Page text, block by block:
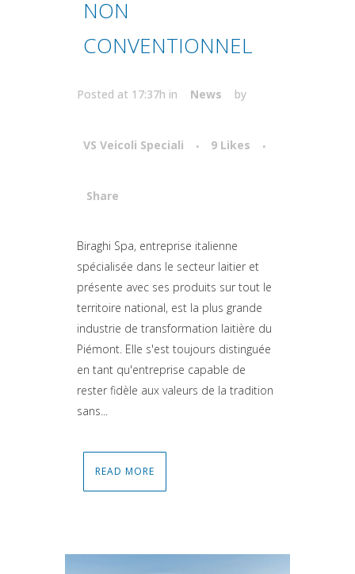
NON
CONVENTIONNEL
Posted at 17:37h in News by
VS Veicoli Speciali 9 Likes
Share
Attiva comando
Biraghi Spa, entreprise italienne
spécialisée dans le secteur laitier et
présente avec ses produits sur tout le
territoire national, est la plus grande
industrie de transformation laitière du
Piémont. Elle s'est toujours distinguée
en tant qu'entreprise capable de
rester fidèle aux valeurs de la tradition
sans...
READ MORE